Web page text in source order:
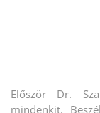
Először Dr.
mindenkit.